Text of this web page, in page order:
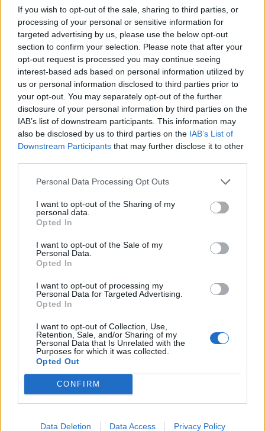
If you wish to opt-out of the sale, sharing to third parties, or
processing of your personal or sensitive information for
targeted advertising by us, please use the below opt-out
section to confirm your selection. Please note that after your
opt-out request is processed you may continue seeing
interest-based ads based on personal information utilized by
us or personal information disclosed to third parties prior to
your opt-out. You may separately opt-out of the further
disclosure of your personal information by third parties on the
IAB’s list of downstream participants. This information may
also be disclosed by us to third parties on the IAB’s List of
Downstream Participants that may further disclose it to other
Personal Data Processing Opt Outs
I want to opt-out of the Sharing of my
personal data.
Opted In
I want to opt-out of the Sale of my
Personal Data.
Opted In
I want to opt-out of processing my
Personal Data for Targeted Advertising.
Opted In
I want to opt-out of Collection, Use,
Retention, Sale, and/or Sharing of my
Personal Data that Is Unrelated with the
Purposes for which it was collected.
Opted Out
CONFIRM
Data Deletion Data Access Privacy Policy
Nel Bergamasco morti due
dipendenti Poste. Cgil: "Chiudere
tutti gli uffici"
22/03/2020
SERIE A
Altro contagio in serie A:
positivo anche Gabbiadini della
Samp
14/03/2020
L'APPELLO
non abbandonate associazioni e
società sportive dilettantistiche
L'EMERGENZA SANITARIA
Il CoRomavirus? Ancora non
esiste
IL VIRUS FA PAURA
Muore cardiopatica a Roma Stop
Capitale, eventi sospesi
08/03/2020